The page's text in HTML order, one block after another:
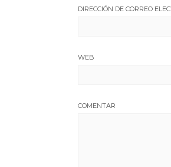
DIRECCIÓN DE CORREO
WEB
COMENTAR